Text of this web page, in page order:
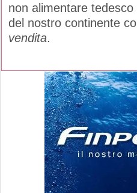
non alimentare tedesco
del nostro continente
vendita.